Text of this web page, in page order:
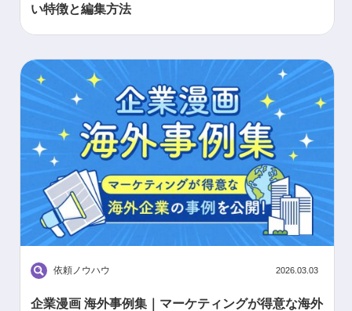
い特徴と編集方法
依頼ノウハウ 2026.03.03
企業漫画 海外事例集｜マーケティングが得意な海外